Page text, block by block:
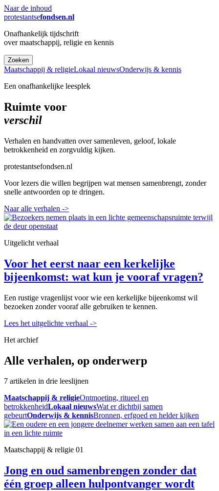
Naar de inhoud
protestantsefondsen.nl
Onafhankelijk tijdschrift
over maatschappij, religie en kennis
Zoeken
Maatschappij & religieLokaal nieuwsOnderwijs & kennis
Een onafhankelijke leesplek
Ruimte voor
verschil
Verhalen en handvatten over samenleven, geloof, lokale
betrokkenheid en zorgvuldig kijken.
protestantsefondsen.nl
Voor lezers die willen begrijpen wat mensen samenbrengt, zonder
snelle antwoorden op te dringen.
Naar alle verhalen ->
Uitgelicht verhaal
Voor het eerst naar een kerkelijke
bijeenkomst: wat kun je vooraf vragen?
Een rustige vragenlijst voor wie een kerkelijke bijeenkomst wil
bezoeken zonder vooraf alle gebruiken te kennen.
Lees het uitgelichte verhaal ->
Het archief
Alle verhalen, op onderwerp
7 artikelen in drie leeslijnen
Maatschappij & religieOntmoeting, ritueel en
betrokkenheidLokaal nieuwsWat er dichtbij samen
gebeurtOnderwijs & kennisBronnen, erfgoed en helder kijken
Maatschappij & religie 01
Jong en oud samenbrengen zonder dat
één groep alleen hulpontvanger wordt